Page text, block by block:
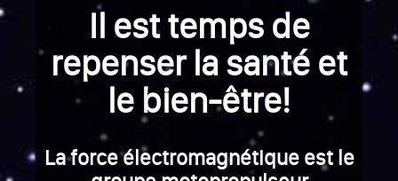
Il est temps de
repenser la santé et
le bien-être!
La force électromagnétique est le